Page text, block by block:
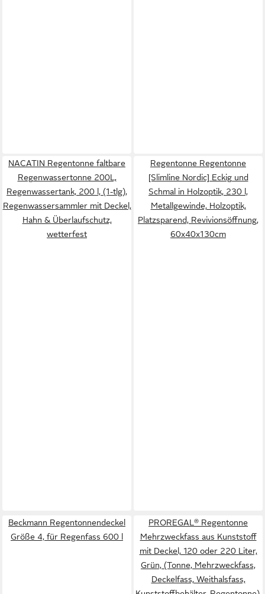
NACATIN Regentonne faltbare
Regenwassertonne 200L,
Regenwassertank, 200 l, (1-tlg),
Regenwassersammler mit Deckel,
Hahn & Überlaufschutz,
wetterfest
Regentonne Regentonne
[Slimline Nordic] Eckig und
Schmal in Holzoptik, 230 l,
Metallgewinde, Holzoptik,
Platzsparend, Revivionsöffnung,
60x40x130cm
Beckmann Regentonnendeckel
Größe 4, für Regenfass 600 l
PROREGAL® Regentonne
Mehrzweckfass aus Kunststoff
mit Deckel, 120 oder 220 Liter,
Grün, (Tonne, Mehrzweckfass,
Deckelfass, Weithalsfass,